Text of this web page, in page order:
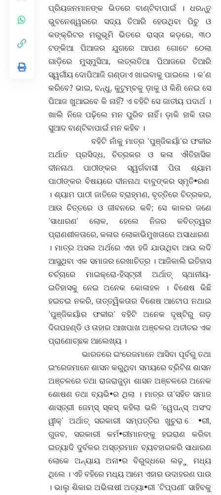
ପ୍ରିୟଜନମାନଙ୍କ ଭିତରେ ବାଣ୍ଟିବାପାଇଁ । ଧରନ୍ତୁ
ଭୁବନେଶ୍ୱରରେ ସଦ୍ୟ ତିଆରି ହେଉଥିବା ପିଚୁ ଓ
କଙ୍କ୍ରିଟର ମରୁଭୂମି ଭିତରେ ରାସ୍ତା କଡ଼ରେ, ୩୦
ଟଙ୍କିଆ ପିଆଜର ଯୁଗରେ ଆପଣ ଗୋଟେ ଠେଲା
ଗାଡ଼ିରେ ମୁସ୍ମୁସିଆ, ଲତ୍ଲତିଆ ପିଆଜରେ ତିଆରି
ସ୍ୱର୍ଗୀୟ ଦୋପିଆଜି ଗଣ୍ଡାଏ ଖାଇବାକୁ ପାଇଲେ । କ’ଣ
କରିବେ? ଭାଇ, ବନ୍ଧୁ, କୁଟୁମ୍ବକୁ ଡ଼ାକୁ ଓ କିଣି ନେଇ ସେ
ପିଆଜ ଖୁଆଇବେ କି ନାହିଁ? ଏ ବହିଟି ସେ ଜାତୀୟ ପଦାର୍ଥ ।
ଖାଲି ନିଜେ ପଢ଼ିଲେ ମନ ପୁରିବ ନାହିଁ। ଡ଼ାକି ହାକି ତାର
ସୁଆଦ ବାଣ୍ଟିବାପାଇଁ ମନ କହିବ ।
ବହିଟି ନାଁକୁ ମାତ୍ର ‘ପୁଞ୍ଜିକୟାଁ’ର ଫକୀର
ଅର୍ଥାତ ପ୍ରସିଦ୍ଧ, ଚିତ୍ରକର ଓ କଳା ଐତିହାସିକ
ଦୀନନାଥ ପାଠୀଙ୍କର ସ୍ୱର୍ଗବାସୀ ପିତା ଶ୍ୟାମ
ପାଠୀଙ୍କର ବିଷୟରେ ଦୀନନାଥ ବାବୁଙ୍କର ସ୍ମୃତି•ରଣ
। ଶ୍ୟାମ ପାଠୀ ଜାତିରେ ବ୍ରାହ୍ମଣ, ବୃତ୍ତିରେ ଚିତ୍ରକର,
ଆଉ ଚିତ୍ତରେ ଓ ଜୀବନରେ କବି; ସେ କାଳର ଜଣେ
‘ସାଧାରଣ’ ଲୋକ, ହେଲେ ନିଜର କବିତ୍ତ୍ୱର
ପ୍ରାଣଶୀଳତାରେ, କଳାର ଲୋକାଭିମୁଖତାରେ ଅସାଧାରଣ
। ମାତ୍ର ଅସଲ ଅର୍ଥରେ ଏହା ହଜି ଯାଉଥିବା ଆଉ ଲଦି
ଆସୁଥିବା ଏକ ସମାଜର ରେଖାଚିତ୍ର । ଆଜିକାଲି ଇତିହାସ
ଚର୍ଚ୍ଚାରେ ମାଇକ୍ରୋ-ହିସ୍ଟ୍ରୀ ଅର୍ଥାତ୍ ସ୍ଥାନୀୟ-
ଇତିହାସକୁ ନେଇ ଅନେକ କୋଳାହଳ । ବିଶେଷ କିଛି
ହଇଚଇ ନକରି, ତାତ୍ତ୍ୱିକତାର ବିଶେଷ ଆଟୋପ ନଥାଇ
‘ପୁଞ୍ଜିକୟାଁର ଫକୀର’ ବହିଟି ଅନେକ ଦୃଷ୍ଟିରୁ ଗଡ଼
ଦିଗପହଣ୍ଡି ଓ ତାହାର ଆଖପାଖ ଅଞ୍ଚଳର ଅତୀତର ଏକ
ପ୍ରାଣୋଚ୍ଛକ ଆଲେଖ୍ୟ ।
ଭାରତରେ ଇଂରେଜମାନେ ଆସିବା ପୂର୍ବରୁ ତଥା
ଇଂରେଜମାନେ ଶାସନ କରୁଥିବା ସମୟରେ ବ୍ରିଟିଶ ଶାସନ
ଅଞ୍ଚଳରେ ତଥା ରାଜରାଜୁଡ଼ା ଶାସନ ଅଞ୍ଚଳରେ ଅନେକ
ଶୋଷଣ ତଥା ବ୍ୟଭି•ର ଥିଲା । ମାତ୍ର ତା’ସହିତ ସମାଜ
ଶାସ୍ତ୍ରୀ ଜେମ୍ସ୍ ସ୍କସ୍ କହିଲା ଭଳି ‘ୱେପନ୍ସ୍ ଅସଂଦ
ୱୀକ୍’ ଅର୍ଥାତ୍ ସରକାରୀ ସମ୍ପତ୍ତିର ଖୁଚୁରା େ•ରୀ,
ଗୁଜବ, ସରକାରୀ କର୍ମ•ରୀମାନଙ୍କୁ ହଇରାଣ କରିବା
ଇତ୍ୟାଦି ଦୁର୍ବଳର ଅସ୍ତ୍ରମାନ ବ୍ୟବହାରକରି ସାଧାରଣ
ଲୋକେ ଅନ୍ୟାୟ ଅନା•ର ବିରୁଦ୍ଧରେ ଲଢ଼ୁ ମଧ୍ୟ
ଥିଲେ । ଏହି ବହିରେ ମଧ୍ୟ ଆମେ ଏହାର ଉଦାହରଣ ପାଉ
। ଭାଲୁ ଶିକାର ଅଭିଳାଷୀ ଅତ୍ୟା•ରୀ ‘ଟିପ୍ପଣୀ’ ସାହିବକୁ